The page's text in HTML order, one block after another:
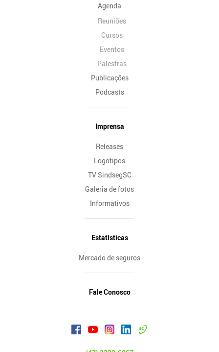
Agenda
Reuniões
Cursos
Eventos
Palestras
Publicações
Podcasts
Imprensa
Releases
Logotipos
TV SindsegSC
Galeria de fotos
Informativos
Estatísticas
Mercado de seguros
Fale Conosco